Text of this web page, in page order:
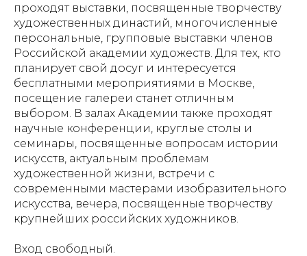
проходят выставки, посвященные творчеству
художественных династий, многочисленные
персональные, групповые выставки членов
Российской академии художеств. Для тех, кто
планирует свой досуг и интересуется
бесплатными мероприятиями в Москве,
посещение галереи станет отличным
выбором. В залах Академии также проходят
научные конференции, круглые столы и
семинары, посвященные вопросам истории
искусств, актуальным проблемам
художественной жизни, встречи с
современными мастерами изобразительного
искусства, вечера, посвященные творчеству
крупнейших российских художников.
Вход свободный.